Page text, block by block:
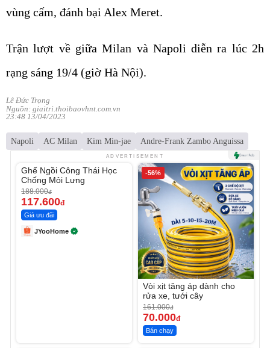
vùng cấm, đánh bại Alex Meret.
Trận lượt về giữa Milan và Napoli diễn ra lúc 2h
rạng sáng 19/4 (giờ Hà Nội).
Lê Đức Trọng
Nguồn: giaitri.thoibaovhnt.com.vn
23:48 13/04/2023
Napoli AC Milan Kim Min-jae Andre-Frank Zambo Anguissa
ADVERTISEMENT
-37%
Ghế Ngồi Công Thái Học
Chống Mỏi Lưng
188.000đ
117.600đ
Giá ưu đãi
JYooHome
-56%
Vòi xịt tăng áp dành cho
rửa xe, tưới cây
161.000đ
70.000đ
Bán chạy